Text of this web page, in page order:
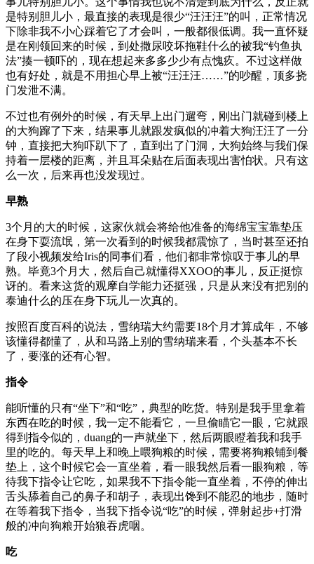
是特别胆儿小，最直接的表现是很少“汪汪汪”的叫，正常情况
下除非我不小心踩着它了才会叫，一般都很低调。我一直怀疑
是在刚领回来的时候，到处撒尿咬坏拖鞋什么的被我“钓鱼执
法”揍一顿吓的，现在想起来多多少少有点愧疚。不过这样做
也有好处，就是不用担心早上被“汪汪汪……”的吵醒，顶多挠
门发泄不满。
不过也有例外的时候，有天早上出门遛弯，刚出门就碰到楼上
的大狗蹿了下来，结果事儿就跟发疯似的冲着大狗汪汪了一分
钟，直接把大狗吓趴下了，直到出了门洞，大狗始终与我们保
持着一层楼的距离，并且耳朵贴在后面表现出害怕状。只有这
么一次，后来再也没发现过。
早熟
3个月的大的时候，这家伙就会将给他准备的海绵宝宝靠垫压
在身下耍流氓，第一次看到的时候我都震惊了，当时甚至还拍
了段小视频发给Iris的同事们看，他们都非常惊叹于事儿的早
熟。毕竟3个月大，然后自己就懂得XXOO的事儿，反正挺惊
讶的。看来这货的观摩自学能力还挺强，只是从来没有把别的
泰迪什么的压在身下玩儿一次真的。
按照百度百科的说法，雪纳瑞大约需要18个月才算成年，不够
该懂得都懂了，从和马路上别的雪纳瑞来看，个头基本不长
了，要涨的还有心智。
指令
能听懂的只有“坐下”和“吃”，典型的吃货。特别是我手里拿着
东西在吃的时候，我一定不能看它，一旦偷瞄它一眼，它就跟
得到指令似的，duang的一声就坐下，然后两眼瞪着我和我手
里的吃的。每天早上和晚上喂狗粮的时候，需要将狗粮铺到餐
垫上，这个时候它会一直坐着，看一眼我然后看一眼狗粮，等
待我下指令让它吃，如果我不下指令能一直坐着，不停的伸出
舌头舔着自己的鼻子和胡子，表现出馋到不能忍的地步，随时
在等着我下指令，当我下指令说“吃”的时候，弹射起步+打滑
般的冲向狗粮开始狼吞虎咽。
吃